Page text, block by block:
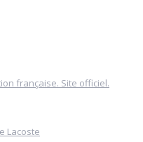
française. Site officiel.
Lacoste